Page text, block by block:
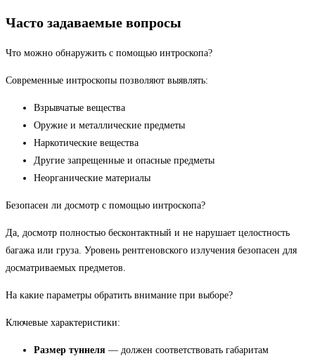
Часто задаваемые вопросы
Что можно обнаружить с помощью интроскопа?
Современные интроскопы позволяют выявлять:
Взрывчатые вещества
Оружие и металлические предметы
Наркотические вещества
Другие запрещенные и опасные предметы
Неорганические материалы
Безопасен ли досмотр с помощью интроскопа?
Да, досмотр полностью бесконтактный и не нарушает целостность
багажа или груза. Уровень рентгеновского излучения безопасен для
досматриваемых предметов.
На какие параметры обратить внимание при выборе?
Ключевые характеристики:
Размер туннеля — должен соответствовать габаритам